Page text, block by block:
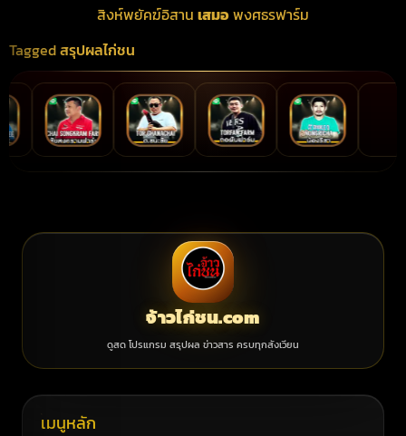
สิงห์พยัคฆ์อิสาน เสมอพงศธรฟาร์ม
Taggedสรุปผลไก่ชน
จ้าวไก่ชน.com
ดูสด โปรแกรม สรุปผล ข่าวสาร ครบทุกสังเวียน
เมนูหลัก